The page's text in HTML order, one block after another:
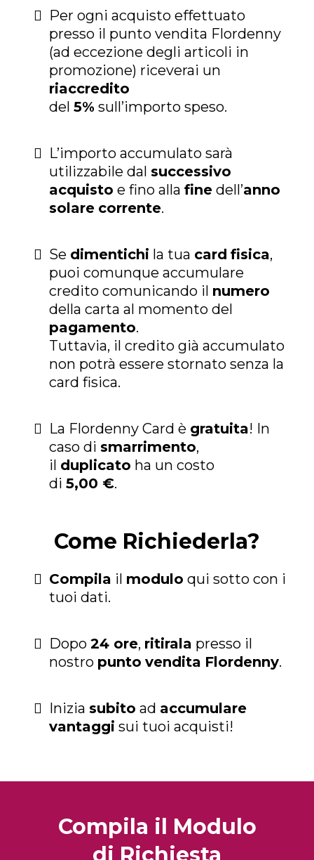
Per ogni acquisto effettuato
presso il punto vendita Flordenny
(ad eccezione degli articoli in
promozione) riceverai un
riaccredito
del 5% sull’importo speso.
L’importo accumulato sarà
utilizzabile dal successivo
acquisto e fino alla fine dell’anno
solare corrente.
Se dimentichi la tua card fisica,
puoi comunque accumulare
credito comunicando il numero
della carta al momento del
pagamento.
Tuttavia, il credito già accumulato
non potrà essere stornato senza la
card fisica.
La Flordenny Card è gratuita! In
caso di smarrimento,
il duplicato ha un costo
di 5,00 €.
Come Richiederla?
Compila il modulo qui sotto con i
tuoi dati.
Dopo 24 ore, ritirala presso il
nostro punto vendita Flordenny.
Inizia subito ad accumulare
vantaggi sui tuoi acquisti!
Compila il Modulo
di Richiesta